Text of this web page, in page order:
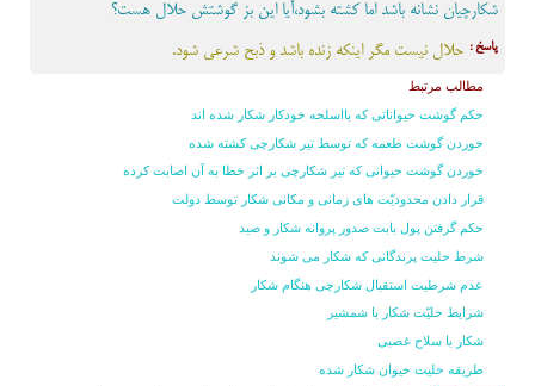
شکارچیان نشانه باشد اما کشته بشود،آیا این بز گوشتش حلال هست؟
پاسخ : حلال نیست مگر اینکه زنده باشد و ذبح شرعی شود.
مطالب مرتبط
حکم گوشت حیواناتی که بااسلحه خودکار شکار شده اند
خوردن گوشت طعمه که توسط تیر شکارچی کشته شده
خوردن گوشت حیوانی که تیر شکارچی بر اثر خطا به آن اصابت کرده
قرار دادن محدوديّت هاى زمانى و مكانى شکار توسط دولت
حکم گرفتن پول بابت صدور پروانه شکار و صید
شرط حلیت پرندگانی که شکار می شوند
عدم شرطیت استقبال شکارچی هنگام شکار
شرايط حليّت شکار با شمشير
شکار با سلاح غصبی
طریقه حلیت حیوان شکار شده